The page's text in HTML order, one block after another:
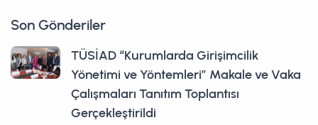
Son Gönderiler
TÜSİAD “Kurumlarda Girişimcilik
Yönetimi ve Yöntemleri” Makale ve Vaka
Çalışmaları Tanıtım Toplantısı
Gerçekleştirildi